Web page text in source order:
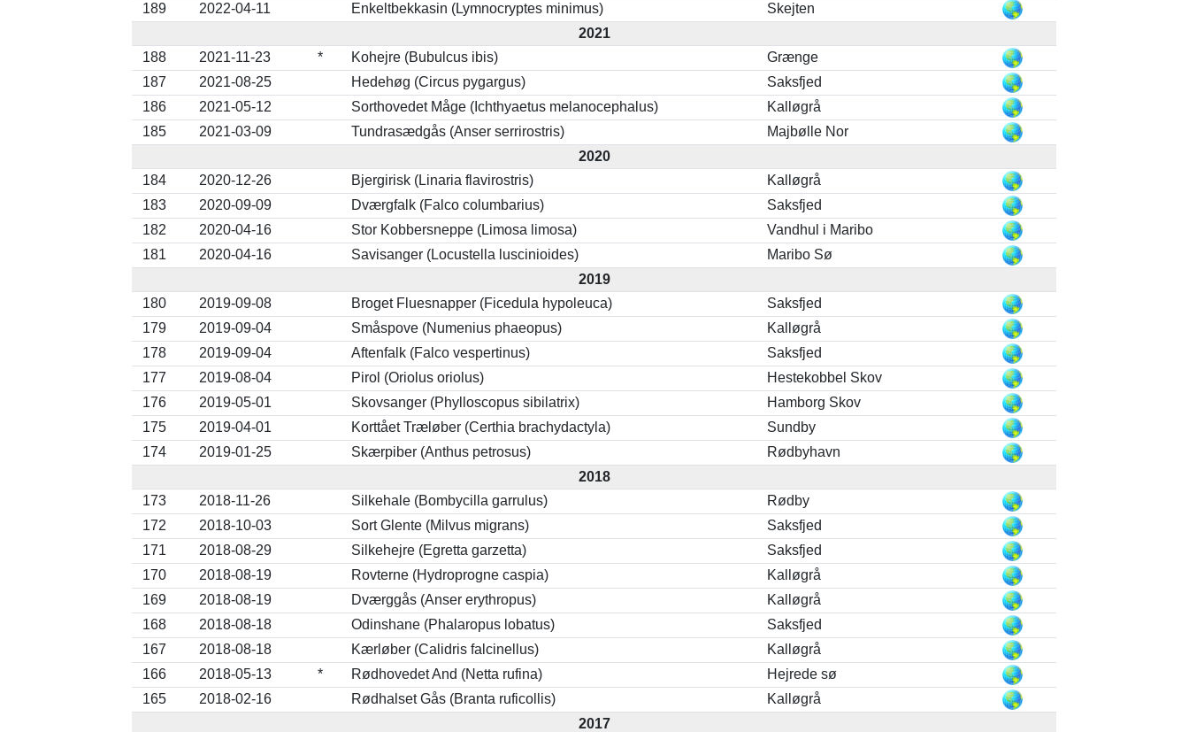
189
2022-04-11 Enkeltbekkasin (Lymnocryptes minimus)
Skejten
2021
188
2021-11-23 * Kohejre (Bubulcus ibis)
Grænge
187
2021-08-25 Hedehøg (Circus pygargus)
Saksfjed
186
2021-05-12 Sorthovedet Måge (Ichthyaetus melanocephalus)
Kalløgrå
185
2021-03-09 Tundrasædgås (Anser serrirostris)
Majbølle Nor
2020
184
2020-12-26 Bjergirisk (Linaria flavirostris)
Kalløgrå
183
2020-09-09 Dværgfalk (Falco columbarius)
Saksfjed
182
2020-04-16 Stor Kobbersneppe (Limosa limosa)
Vandhul i Maribo
181
2020-04-16 Savisanger (Locustella luscinioides)
Maribo Sø
2019
180
2019-09-08 Broget Fluesnapper (Ficedula hypoleuca)
Saksfjed
179
2019-09-04 Småspove (Numenius phaeopus)
Kalløgrå
178
2019-09-04 Aftenfalk (Falco vespertinus)
Saksfjed
177
2019-08-04 Pirol (Oriolus oriolus)
Hestekobbel Skov
176
2019-05-01 Skovsanger (Phylloscopus sibilatrix)
Hamborg Skov
175
2019-04-01 Korttået Træløber (Certhia brachydactyla)
Sundby
174
2019-01-25 Skærpiber (Anthus petrosus)
Rødbyhavn
2018
173
2018-11-26 Silkehale (Bombycilla garrulus)
Rødby
172
2018-10-03 Sort Glente (Milvus migrans)
Saksfjed
171
2018-08-29 Silkehejre (Egretta garzetta)
Saksfjed
170
2018-08-19 Rovterne (Hydroprogne caspia)
Kalløgrå
169
2018-08-19 Dværggås (Anser erythropus)
Kalløgrå
168
2018-08-18 Odinshane (Phalaropus lobatus)
Saksfjed
167
2018-08-18 Kærløber (Calidris falcinellus)
Kalløgrå
166
2018-05-13 * Rødhovedet And (Netta rufina)
Hejrede sø
165
2018-02-16 Rødhalset Gås (Branta ruficollis)
Kalløgrå
2017